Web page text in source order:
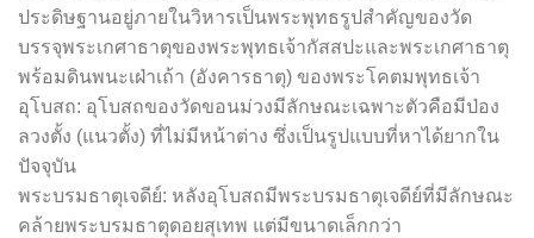
ประดิษฐานอยู่ภายในวิหารเป็นพระพุทธรูปสำคัญของวัด
บรรจุพระเกศาธาตุของพระพุทธเจ้ากัสสปะและพระเกศาธาตุ
พร้อมดินพนะเฝ่าเถ้า (อังคารธาตุ) ของพระโคตมพุทธเจ้า
อุโบสถ: อุโบสถของวัดขอนม่วงมีลักษณะเฉพาะตัวคือมีป่อง
ลวงตั้ง (แนวตั้ง) ที่ไม่มีหน้าต่าง ซึ่งเป็นรูปแบบที่หาได้ยากใน
ปัจจุบัน
พระบรมธาตุเจดีย์: หลังอุโบสถมีพระบรมธาตุเจดีย์ที่มีลักษณะ
คล้ายพระบรมธาตุดอยสุเทพ แต่มีขนาดเล็กกว่า